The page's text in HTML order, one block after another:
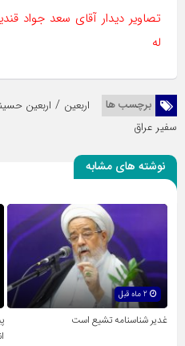
تصاویر دیدار آقای سعد جواد
له
برچسب ها اربعین / اربعین
سفیر عراق
نوشته های مشابه
2 ماه قبل
غدیر شناسنامه تشیع است